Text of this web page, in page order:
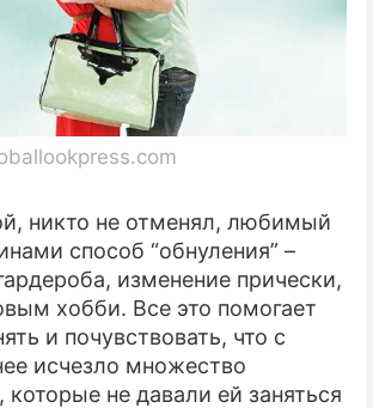
никто не отменял, любимый
способ “обнуления” –
изменение прически,
хобби. Все это помогает
и почувствовать, что с
исчезло множество
которые не давали ей заняться